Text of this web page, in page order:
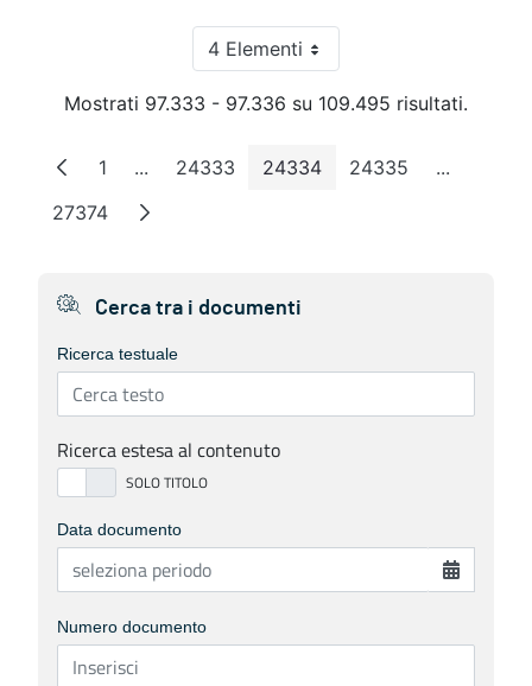
4 ElementiPer pagina
Mostrati 97.333 - 97.336 su 109.495 risultati.
Pagina
1 ...Pagine intermedie
Pagina
24333 Pagina
24334 Pagina
24335 ...Pagine
Pagina
27374
Cerca tra i documenti
Ricerca testuale
Ricerca estesa al contenuto
Data documento
Numero documento